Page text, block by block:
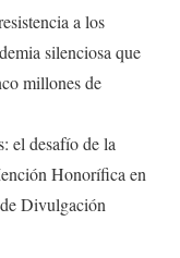
a los
silenciosa que
millones de
el desafío de la
Honorífica en
Divulgación